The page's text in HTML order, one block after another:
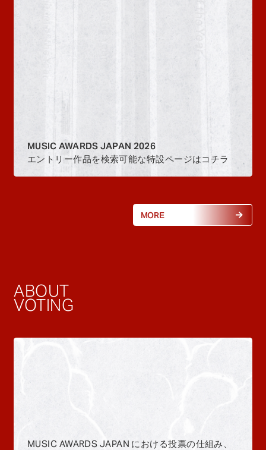
MUSIC AWARDS JAPAN 2026
エントリー作品を検索可能な特設ページはコチラ
MORE
ABOUT
VOTING
MUSIC AWARDS JAPAN における投票の仕組み、